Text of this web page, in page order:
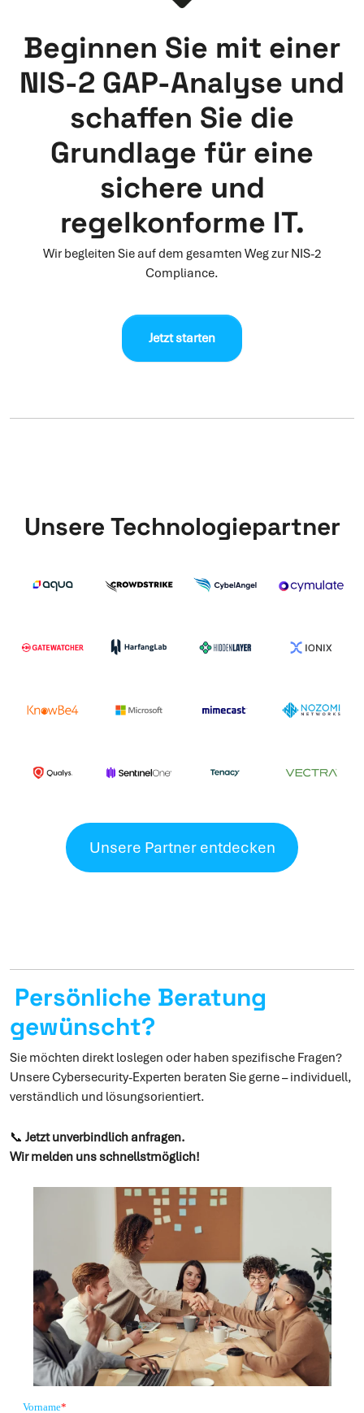
Beginnen Sie mit einer
NIS-2 GAP-Analyse und
schaffen Sie die
Grundlage für eine
sichere und
regelkonforme IT.
Wir begleiten Sie auf dem gesamten Weg zur NIS-2
Compliance.
Jetzt starten
Unsere Technologiepartner
Unsere Partner entdecken
Persönliche Beratung
gewünscht?
Sie möchten direkt loslegen oder haben spezifische Fragen?
Unsere Cybersecurity-Experten beraten Sie gerne – individuell,
verständlich und lösungsorientiert.
📞 Jetzt unverbindlich anfragen.
Wir melden uns schnellstmöglich!